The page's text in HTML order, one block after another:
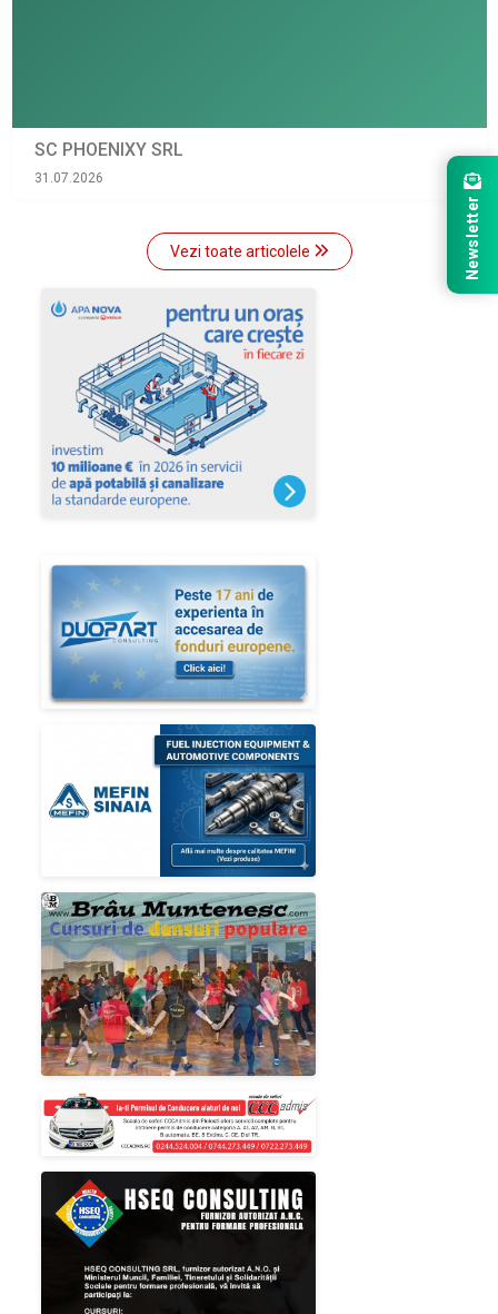
SC PHOENIXY SRL
31.07.2026
Vezi toate articolele Newsletter